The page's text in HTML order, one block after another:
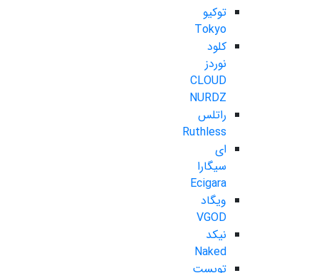
توکیو
Tokyo
کلود
نوردز
CLOUD
NURDZ
راتلس
Ruthless
ای
سیگارا
Ecigara
ویگاد
VGOD
نیکد
Naked
تویست